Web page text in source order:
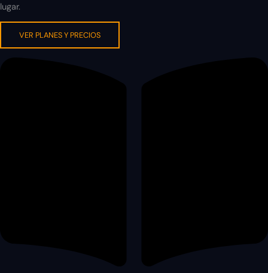
lugar.
VER PLANES Y PRECIOS